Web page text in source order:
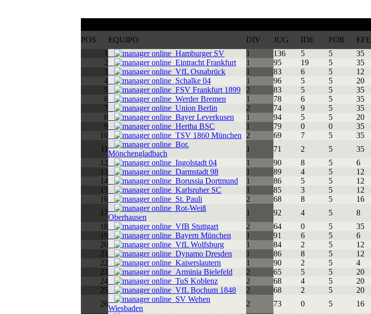
POS
EQUIPO DIV JUG IDE FOR EFE
1
Hamburger SV 1 136 5 5 35
2
Eintracht Frankfurt 1 95 19 5 35
3
VfL Osnabrück 1 83 6 5 12
4
Schalke 04 1 96 5 5 20
5
FSV Frankfurt 1899 2 83 5 5 35
6
Werder Bremen 1 78 6 5 35
7
Union Berlin 2 74 9 5 35
8
Bayer Leverkusen 1 94 5 5 20
9
Hertha BSC 1 79 0 0 35
10
TSV 1860 München 2 69 7 5 35
11
Bor.
Mönchengladbach
1 71 2 5 35
12
Ingolstadt 04 1 90 8 5 6
13
Darmstadt 98 1 89 4 5 12
14
Borussia Dortmund 1 86 5 5 12
15
Karlsruher SC 1 85 3 5 12
16
St. Pauli 2 68 8 5 16
17
Rot-Weiß
Oberhausen
1 92 4 5 8
18
VfB Stuttgart 2 64 0 5 35
19
Bayern München 1 91 6 5 6
20
VfL Wolfsburg 1 84 2 5 12
21
Dynamo Dresden 1 86 8 5 12
22
Kaiserslautern 1 90 2 5 4
23
Arminia Bielefeld 2 65 5 5 20
24
TuS Koblenz 2 68 4 5 20
25
VfL Bochum 1848 2 68 2 5 20
26
SV Wehen
Wiesbaden
2 73 0 5 16